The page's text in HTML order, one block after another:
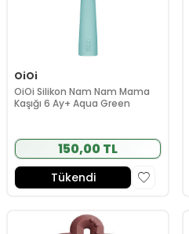
OiOi
OiOi Silikon Nam Nam Mama
Kaşığı 6 Ay+ Aqua Green
150,00 TL
Tükendi